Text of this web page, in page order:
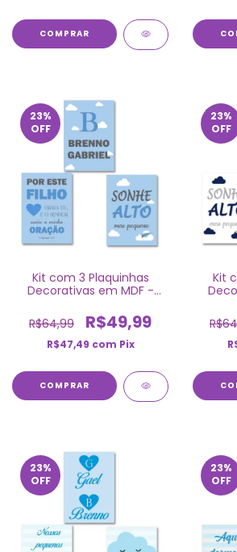
COMPRAR
23%
OFF
Kit com 3 Plaquinhas
Decorativas em MDF -
R$64,99
R$49,99
R$47,49 com Pix
COMPRAR
23%
OFF
Kit
23%
OFF
23%
OFF